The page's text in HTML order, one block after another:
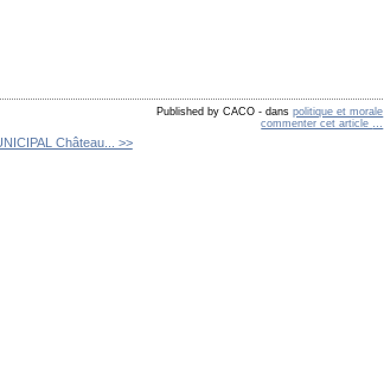
Published by CACO - danspolitique et morale
commenter cet article
Château... >>